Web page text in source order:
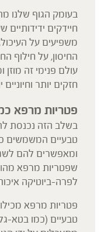
בעומק הגוף שלנו
חיידקים ידידותיים
משפיעים על
החיסון, על חילוף
עולם פנימי זה מוזן
חזקים יותר וחיוניים
פטריות מרפא
בשלב הזה נכנסת
טבעיים המשמשים
ומאפשרים להם
שפטריות מרפא
לפרה-ביוטיקה
פטריות מרפא
טבעיים (כמו בטא-